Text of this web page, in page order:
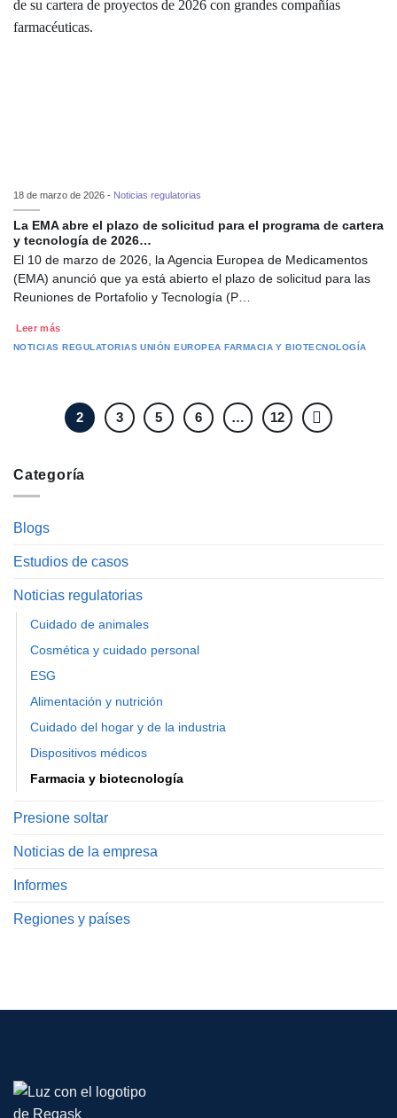
Categoría
Blogs
Estudios de casos
Noticias regulatorias
Cuidado de animales
Cosmética y cuidado personal
ESG
Alimentación y nutrición
Cuidado del hogar y de la industria
Dispositivos médicos
Farmacia y biotecnología
Presione soltar
Noticias de la empresa
Informes
Regiones y países
18 de marzo de 2026 - Noticias regulatorias
La EMA abre el plazo de solicitud para el programa de cartera
y tecnología de 2026…
El 10 de marzo de 2026, la Agencia Europea de Medicamentos
(EMA) anunció que ya está abierto el plazo de solicitud para las
Reuniones de Portafolio y Tecnología (P…
Leer más
NOTICIAS REGULATORIAS UNIÓN EUROPEA FARMACIA Y BIOTECNOLOGÍA
2 3 5 6 … 12